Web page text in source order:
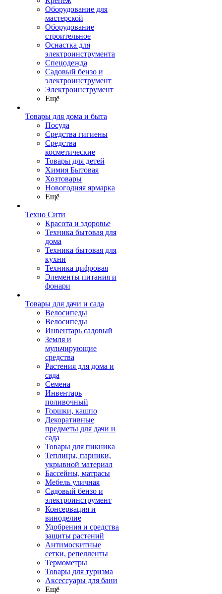
Оборудование для
мастерской
Оборудование
строительное
Оснастка для
электроинструмента
Спецодежда
Садовый бензо и
электроинструмент
Электроинструмент
Ещё
Товары для дома и быта
Посуда
Средства гигиены
Средства
косметические
Товары для детей
Химия Бытовая
Хозтовары
Новогодняя ярмарка
Ещё
Техно Сити
Красота и здоровье
Техника бытовая для
дома
Техника бытовая для
кухни
Техника цифровая
Элементы питания и
фонари
Товары для дачи и сада
Велосипеды
Велосипеды
Инвентарь садовый
Земля и
мульчирующие
средства
Растения для дома и
сада
Семена
Инвентарь
поливочный
Горшки, кашпо
Декоративные
предметы для дачи и
сада
Товары для пикника
Теплицы, парники,
укрывной материал
Бассейны, матрасы
Мебель уличная
Садовый бензо и
электроинструмент
Консервация и
виноделие
Удобрения и средства
защиты растений
Антимоскитные
сетки, репелленты
Термометры
Товары для туризма
Аксессуары для бани
Ещё